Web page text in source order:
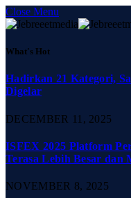
Close Menu
What's Hot
Hadirkan 21 Kategori,
Digelar
DECEMBER 11, 2025
ISFEX 2025 Platform
Terasa Lebih Besar dan
NOVEMBER 8, 2025